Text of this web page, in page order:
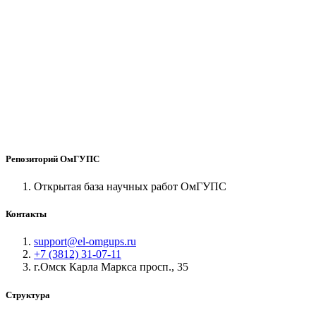
Репозиторий ОмГУПС
Открытая база научных работ ОмГУПС
Контакты
support@el-omgups.ru
+7 (3812) 31-07-11
г.Омск Карла Маркса просп., 35
Структура